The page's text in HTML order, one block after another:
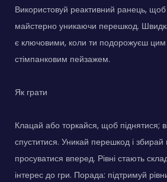
Використовуй реактивний ранець,
майстерно уникаючи перешкод.
є ключовими, коли ти подорожуєш
стімпанковим пейзажем.
Як грати
Клацай або торкайся, щоб піднятися;
спуститися. Уникай перешкод і
просуватися вперед. Рівні стають
інтерес до гри. Порада: підтримуй